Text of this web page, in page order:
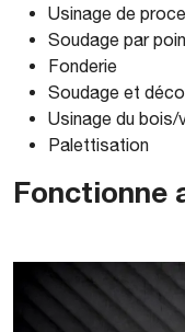
Usinage de
Soudage par
Fonderie
Soudage et
Usinage du bois/
Palettisation
Fonctionne